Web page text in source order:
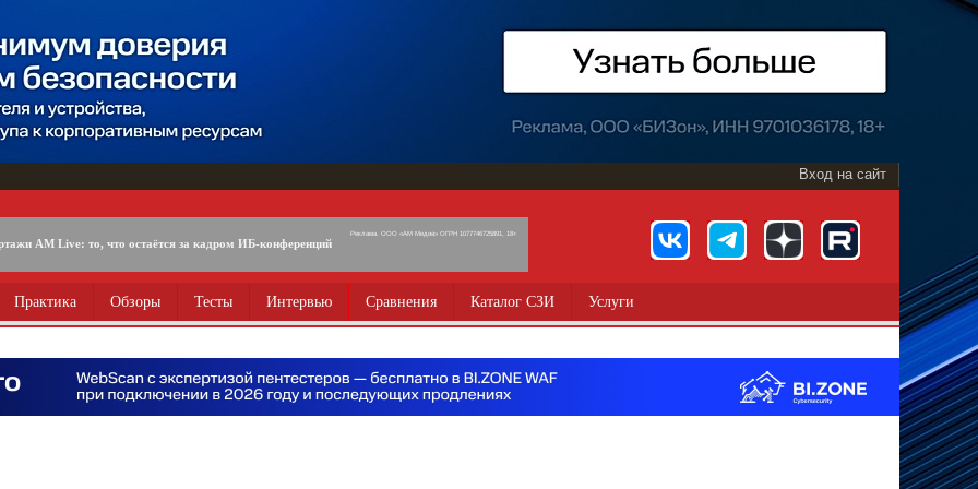
Вход на сайт
AM Live: то, что остаётся за кадром ИБ-конференций
Реклама. ООО «АМ Медиа» ОГРН 1077746725891, 18+
Практика Обзоры Тесты Интервью Сравнения Каталог СЗИ Услуги